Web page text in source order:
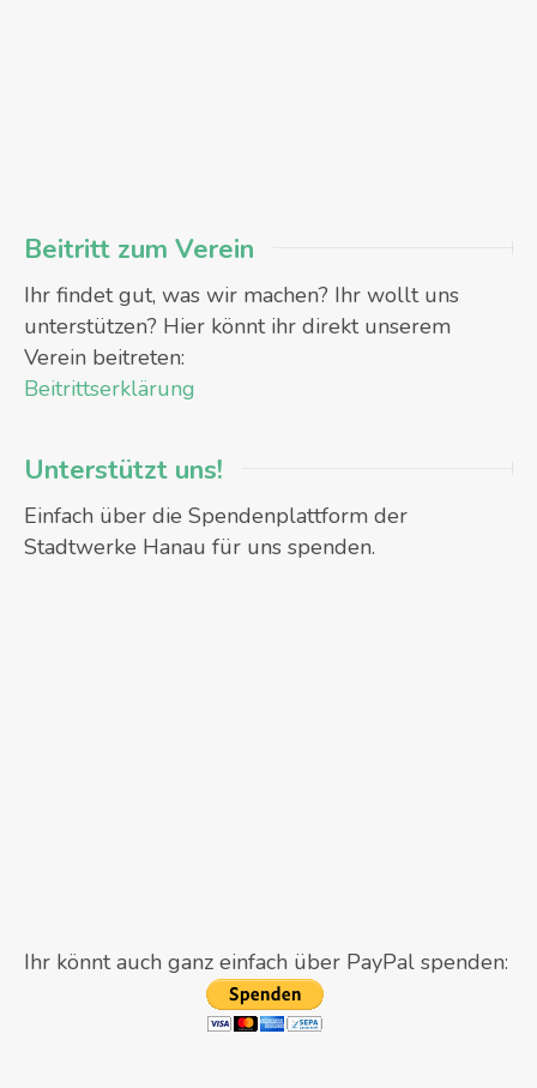
Beitritt zum Verein
Ihr findet gut, was wir machen? Ihr wollt uns
unterstützen? Hier könnt ihr direkt unserem
Verein beitreten:
Beitrittserklärung
Unterstützt uns!
Einfach über die Spendenplattform der
Stadtwerke Hanau für uns spenden.
Ihr könnt auch ganz einfach über PayPal spenden: